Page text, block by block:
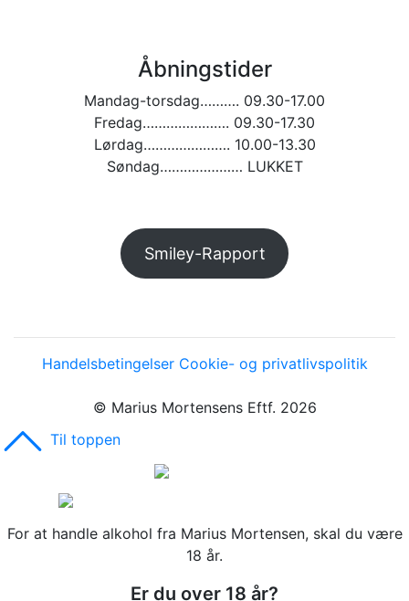
Åbningstider
Mandag-torsdag………. 09.30-17.00
Fredag…………………. 09.30-17.30
Lørdag…………………. 10.00-13.30
Søndag………………… LUKKET
Smiley-Rapport
Handelsbetingelser Cookie- og privatlivspolitik
© Marius Mortensens Eftf. 2026
Til toppen
For at handle alkohol fra Marius Mortensen, skal du være
18 år.
Er du over 18 år?